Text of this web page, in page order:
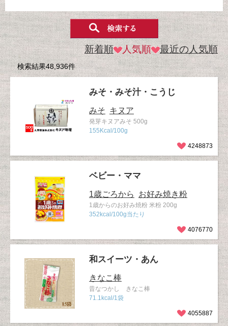
新着順 人気順 最近の人気順
検索結果48,936件
みそ・みそ汁・こうじ
みそ キヌア
発芽キヌアみそ 500g
155Kcal/100g
4248873
ベビー・ママ
1歳ごろから お好み焼き粉
1歳からのお好み焼粉 米粉 200g
352kcal/100g当たり
4076770
和スイーツ・あん
きなこ棒
昔なつかし きなこ棒
71.1kcal/1袋
4055887